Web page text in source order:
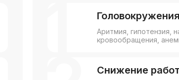
Снижение
Аритмия, гипотензия,
кровообращения,